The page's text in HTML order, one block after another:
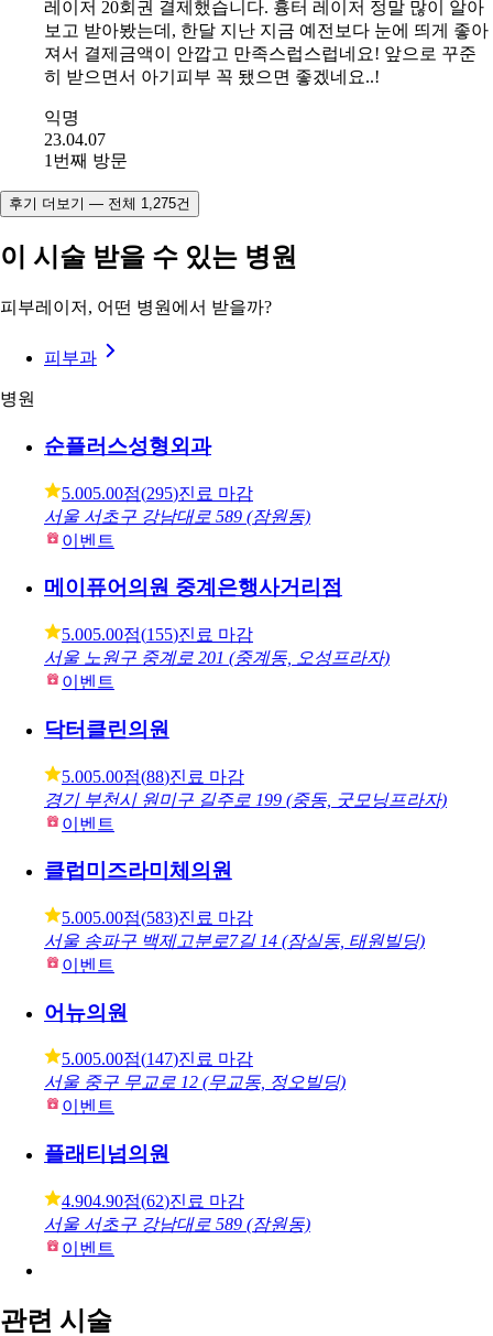
레이저 20회권 결제했습니다. 흉터 레이저 정말 많이 알아
보고 받아봤는데, 한달 지난 지금 예전보다 눈에 띄게 좋아
져서 결제금액이 안깝고 만족스럽스럽네요! 앞으로 꾸준
히 받으면서 아기피부 꼭 됐으면 좋겠네요..!
익명
23.04.07
1번째 방문
후기 더보기 — 전체 1,275건
이 시술 받을 수 있는 병원
피부레이저, 어떤 병원에서 받을까?
피부과
병원
순플러스성형외과
5.005.00점(295)진료 마감
서울 서초구 강남대로 589 (잠원동)
이벤트
메이퓨어의원 중계은행사거리점
5.005.00점(155)진료 마감
서울 노원구 중계로 201 (중계동, 오성프라자)
이벤트
닥터클린의원
5.005.00점(88)진료 마감
경기 부천시 원미구 길주로 199 (중동, 굿모닝프라자)
이벤트
클럽미즈라미체의원
5.005.00점(583)진료 마감
서울 송파구 백제고분로7길 14 (잠실동, 태원빌딩)
이벤트
어뉴의원
5.005.00점(147)진료 마감
서울 중구 무교로 12 (무교동, 정오빌딩)
이벤트
플래티넘의원
4.904.90점(62)진료 마감
서울 서초구 강남대로 589 (잠원동)
이벤트
관련 시술